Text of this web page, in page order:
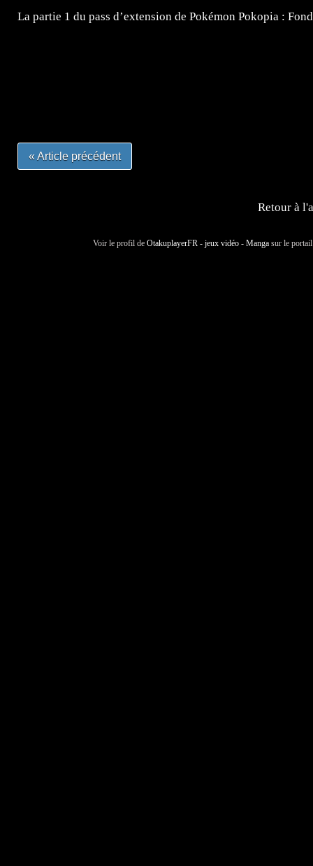
La partie 1 du pass d’extension de Pokémon Pokopia :
« Article précédent
Retour à
Voir le profil de OtakuplayerFR - jeux vidéo - Manga sur le